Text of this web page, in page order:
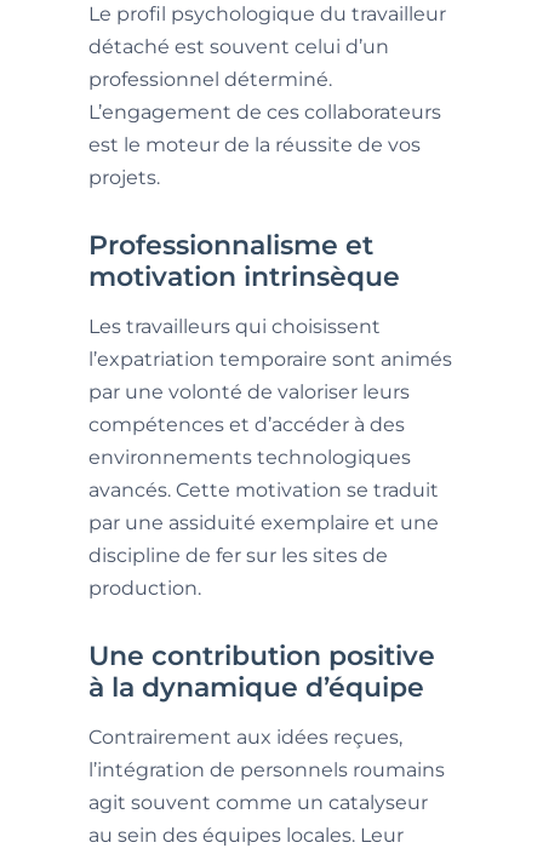
Le profil psychologique du travailleur
détaché est souvent celui d’un
professionnel déterminé.
L’engagement de ces collaborateurs
est le moteur de la réussite de vos
projets.
Professionnalisme et
motivation intrinsèque
Les travailleurs qui choisissent
l’expatriation temporaire sont animés
par une volonté de valoriser leurs
compétences et d’accéder à des
environnements technologiques
avancés. Cette motivation se traduit
par une assiduité exemplaire et une
discipline de fer sur les sites de
production.
Une contribution positive
à la dynamique d’équipe
Contrairement aux idées reçues,
l’intégration de personnels roumains
agit souvent comme un catalyseur
au sein des équipes locales. Leur